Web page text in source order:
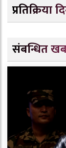
प्रतिक्रिया
संबन्धित